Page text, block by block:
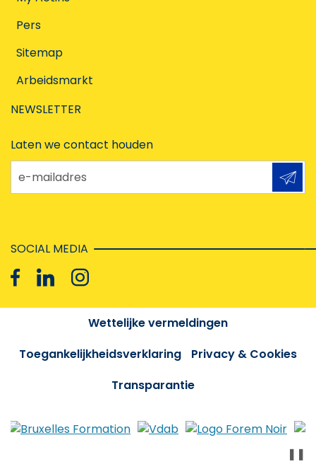
Pers
Sitemap
Arbeidsmarkt
NEWSLETTER
Laten we contact houden
e-mailadres
SOCIAL MEDIA
Wettelijke vermeldingen
Toegankelijkheidsverklaring
Privacy & Cookies
Transparantie
❚❚